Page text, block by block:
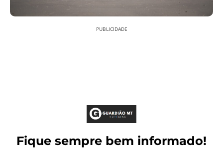
PUBLICIDADE
Fique sempre bem informado!